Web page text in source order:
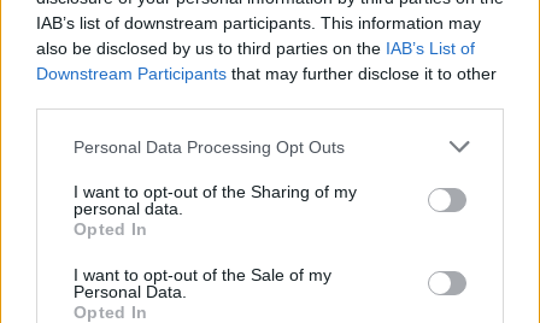
IAB’s list of downstream participants. This information may
also be disclosed by us to third parties on the IAB’s List of
Downstream Participants that may further disclose it to other
Personal Data Processing Opt Outs
I want to opt-out of the Sharing of my
personal data.
Opted In
I want to opt-out of the Sale of my
Personal Data.
Opted In
Egyéb játékok
Sudoku
Colors Battle